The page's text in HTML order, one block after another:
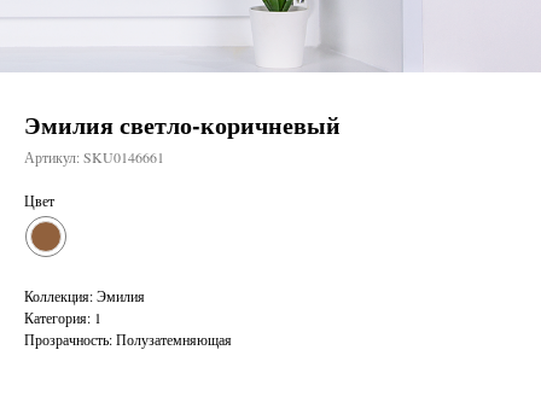
Эмилия светло-коричневый
Артикул: SKU0146661
Цвет
Коллекция: Эмилия
Категория: 1
Прозрачность: Полузатемняющая